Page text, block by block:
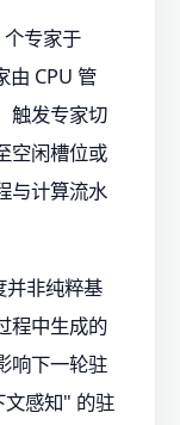
专家于
由 CPU 管
触发专家切
空闲槽位或
与计算流水
并非纯粹基
程中生成的
响下一轮驻
感知" 的驻